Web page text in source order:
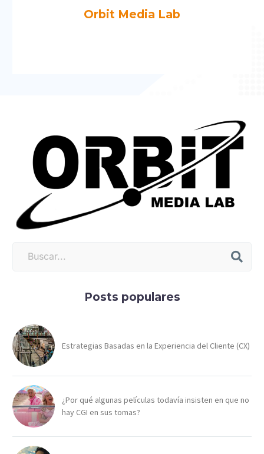
Orbit Media Lab
Posts populares
Estrategias Basadas en la Experiencia del Cliente (CX)
¿Por qué algunas películas todavía insisten en que no
hay CGI en sus tomas?